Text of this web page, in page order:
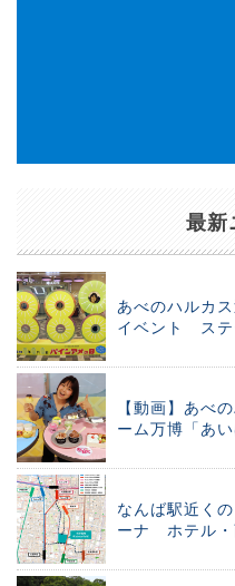
最新
あべのハルカ
イベント ステ
【動画】あべ
ーム万博「あ
なんば駅近く
ーナ ホテル・